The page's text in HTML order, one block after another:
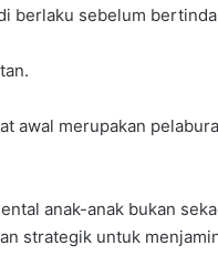
berlaku sebelum
awal merupakan
anak-anak bukan
strategik untuk